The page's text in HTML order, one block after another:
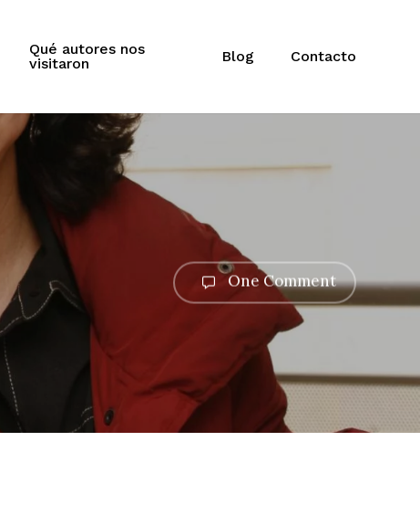
Qué autores nos
visitaron
Blog Contacto
One Comment